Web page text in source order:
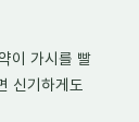
이 가시를 빨
신기하게도